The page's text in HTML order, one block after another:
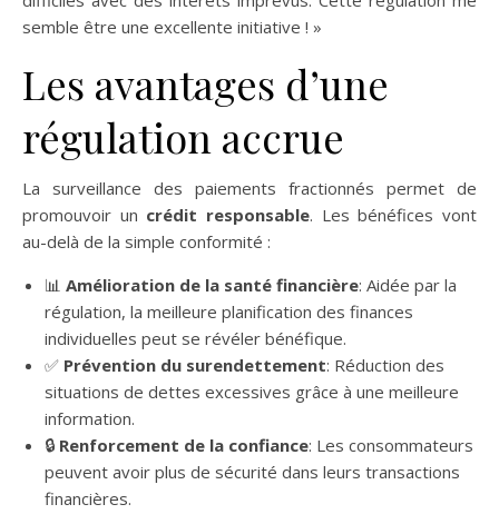
semble être une excellente initiative ! »
Les avantages d’une
régulation accrue
La surveillance des paiements fractionnés permet de
promouvoir un crédit responsable. Les bénéfices vont
au-delà de la simple conformité :
📊 Amélioration de la santé financière: Aidée par la
régulation, la meilleure planification des finances
individuelles peut se révéler bénéfique.
✅ Prévention du surendettement: Réduction des
situations de dettes excessives grâce à une meilleure
information.
🔒 Renforcement de la confiance: Les consommateurs
peuvent avoir plus de sécurité dans leurs transactions
financières.